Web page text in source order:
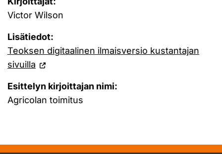
Victor Wilson
Lisätiedot:
Teoksen digitaalinen ilmaisversio kustantajan
sivuilla
Esittelyn kirjoittajan nimi:
Agricolan toimitus